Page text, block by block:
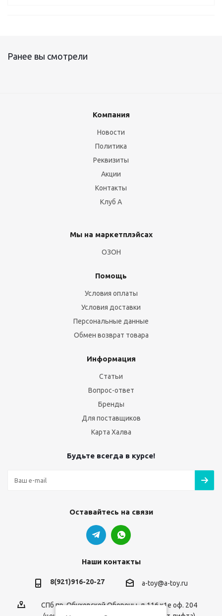
Ранее вы смотрели
Компания
Новости
Политика
Реквизиты
Акции
Контакты
Клуб А
Мы на маркетплэйсах
ОЗОН
Помощь
Условия оплаты
Условия доставки
Персональные данные
Обмен возврат товара
Информация
Статьи
Вопрос-ответ
Бренды
Для поставщиков
Карта Халва
Будьте всегда в курсе!
Оставайтесь на связи
Наши контакты
8(921)916-20-27 a-toy@a-toy.ru
СПб пр. Обуховской Обороны, д.116 к1е оф. 204